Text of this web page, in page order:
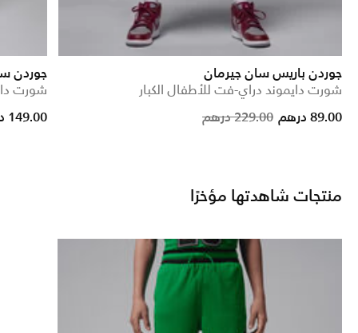
جوردن باريس سان جيرمان
شورت دايموند دراي-فت للأطفال الكبار
Price reduced from
229.00 درهم
to 89.00 درهم
جوردن
شورت
149.00 درهم
منتجات شاهدتها مؤخرًا